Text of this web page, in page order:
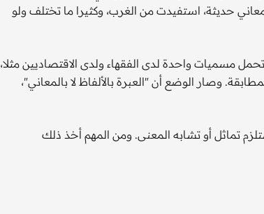
حديثة، استفيدت من الغرب، وكثيرا ما تختلف ولو
مسميات واحدة لدى الفقهاء ولدى الاقتصاديين مثلا،
وصار الوضع أن "العبرة بالألفاظ لا بالمعاني"،
تماثل أو تشابه المعنى. ومن المهم أخذ ذلك